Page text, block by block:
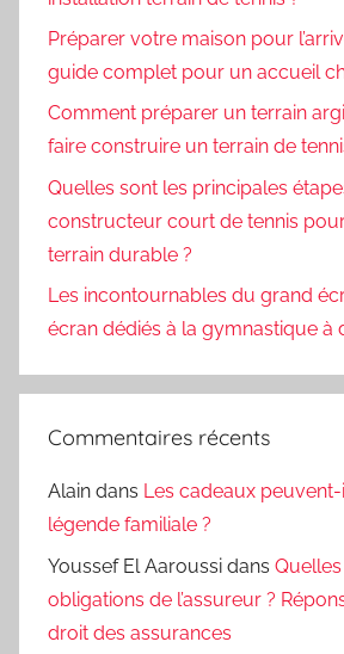
Préparer votre maison pour
guide complet pour un accueil
Comment préparer un terrain
faire construire un terrain de
Quelles sont les principales
constructeur court de tennis
terrain durable ?
Les incontournables du grand
écran dédiés à la gymnastique à
Commentaires récents
Alain dans Les cadeaux
légende familiale ?
Youssef El Aaroussi dans
obligations de l’assureur ?
droit des assurances